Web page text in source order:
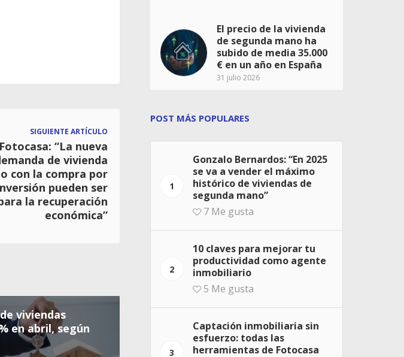
SIGUIENTE ARTÍCULO
Fotocasa: “La nueva
de vivienda
con la compra por
pueden ser
la recuperación
económica”
viviendas
en abril, según
El precio de la vivienda
de segunda mano ha
subido de media 35.000
€ en un año en España
31 julio 2026
POST MÁS POPULARES
1
Gonzalo Bernardos: “En 2025
se va a vender el máximo
histórico de viviendas de
segunda mano”
7 Me gusta
2
10 claves para mejorar tu
productividad como agente
inmobiliario
5 Me gusta
3
Captación inmobiliaria sin
esfuerzo: todas las
herramientas de Fotocasa